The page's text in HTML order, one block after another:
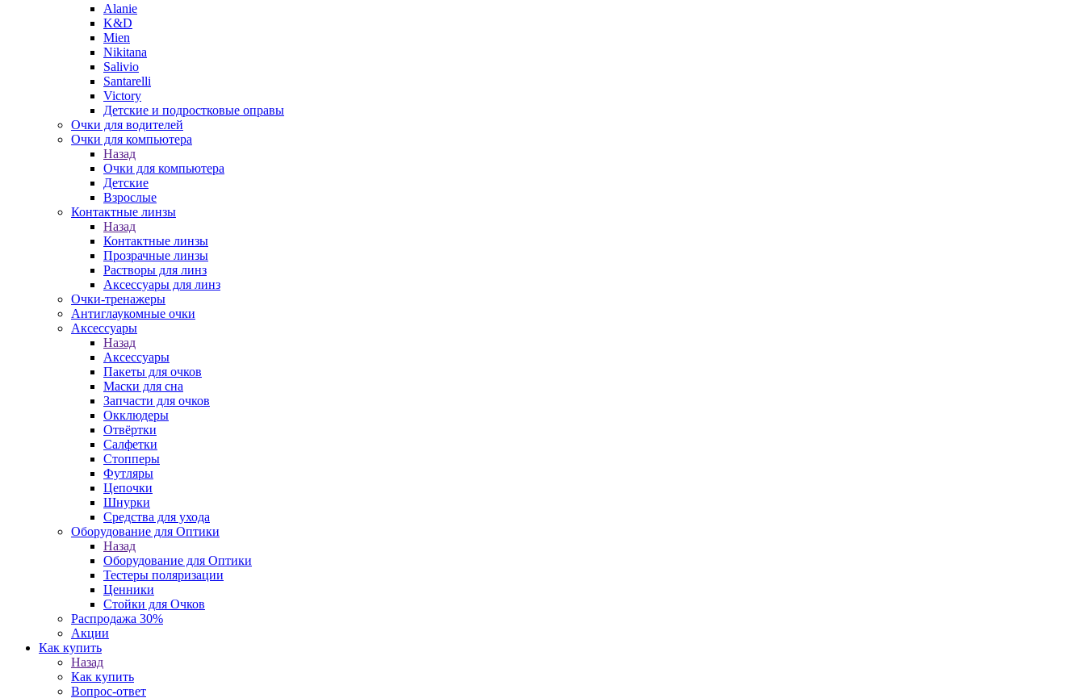
Alanie
K&D
Mien
Nikitana
Salivio
Santarelli
Victory
Детские и подростковые оправы
Очки для водителей
Очки для компьютера
Назад
Очки для компьютера
Детские
Взрослые
Контактные линзы
Назад
Контактные линзы
Прозрачные линзы
Растворы для линз
Аксессуары для линз
Очки-тренажеры
Антиглаукомные очки
Аксессуары
Назад
Аксессуары
Пакеты для очков
Маски для сна
Запчасти для очков
Окклюдеры
Отвёртки
Салфетки
Стопперы
Футляры
Цепочки
Шнурки
Средства для ухода
Оборудование для Оптики
Назад
Оборудование для Оптики
Тестеры поляризации
Ценники
Стойки для Очков
Распродажа 30%
Акции
Как купить
Назад
Как купить
Вопрос-ответ